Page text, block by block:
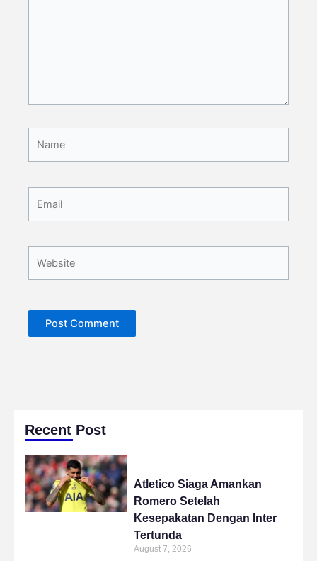
Recent Post
Atletico Siaga Amankan
Romero Setelah
Kesepakatan Dengan Inter
Tertunda
August 7, 2026